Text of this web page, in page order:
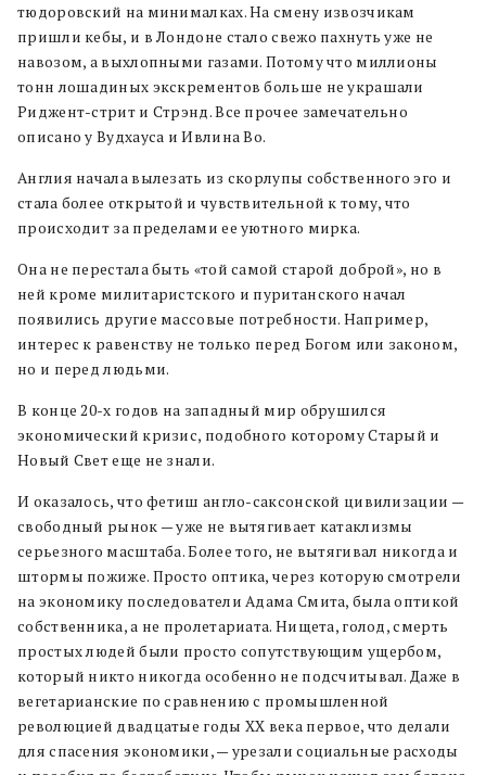
тюдоровский на минималках. На смену извозчикам
пришли кебы, и в Лондоне стало свежо пахнуть уже не
навозом, а выхлопными газами. Потому что миллионы
тонн лошадиных экскрементов больше не украшали
Риджент-стрит и Стрэнд. Все прочее замечательно
описано у Вудхауса и Ивлина Во.
Англия начала вылезать из скорлупы собственного эго и
стала более открытой и чувствительной к тому, что
происходит за пределами ее уютного мирка.
Она не перестала быть «той самой старой доброй», но в
ней кроме милитаристского и пуританского начал
появились другие массовые потребности. Например,
интерес к равенству не только перед Богом или законом,
но и перед людьми.
В конце 20-х годов на западный мир обрушился
экономический кризис, подобного которому Старый и
Новый Свет еще не знали.
И оказалось, что фетиш англо-саксонской цивилизации —
свободный рынок — уже не вытягивает катаклизмы
серьезного масштаба. Более того, не вытягивал никогда и
штормы пожиже. Просто оптика, через которую смотрели
на экономику последователи Адама Смита, была оптикой
собственника, а не пролетариата. Нищета, голод, смерть
простых людей были просто сопутствующим ущербом,
который никто никогда особенно не подсчитывал. Даже в
вегетарианские по сравнению с промышленной
революцией двадцатые годы XX века первое, что делали
для спасения экономики, — урезали социальные расходы